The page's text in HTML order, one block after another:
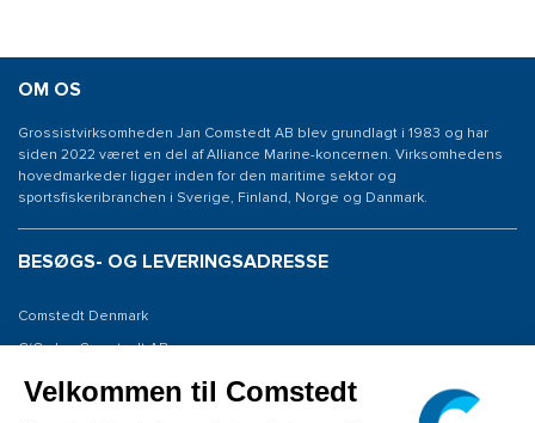
OM OS
Grossistvirksomheden Jan Comstedt AB blev grundlagt i 1983 og har
siden 2022 været en del af Alliance Marine-koncernen. Virksomhedens
hovedmarkeder ligger inden for den maritime sektor og
sportsfiskeribranchen i Sverige, Finland, Norge og Danmark.
BESØGS- OG LEVERINGSADRESSE
Comstedt Denmark
C/O: Jan Comstedt AB
Niels Bohrsvej 7